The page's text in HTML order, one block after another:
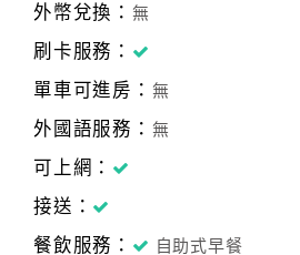
外幣兌換： 無
刷卡服務：
單車可進房： 無
外國語服務： 無
可上網：
接送：
餐飲服務：
自助式早餐